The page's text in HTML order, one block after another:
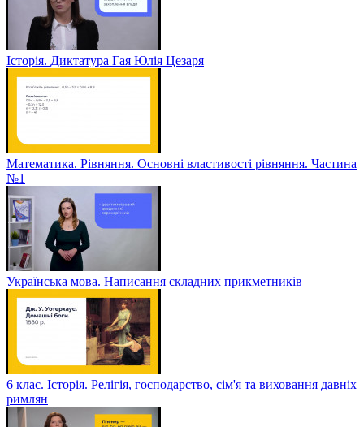
Історія. Диктатура Гая Юлія Цезаря
Математика. Рівняння. Основні властивості рівняння. Частина
№1
Українська мова. Написання складних прикметників
6 клас. Історія. Релігія, господарство, сім'я та виховання давніх
римлян